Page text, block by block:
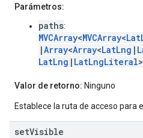
Parámetros:
paths:
MVCArray<MVCArray<
|Array<Array<LatLng |
LatLng | LatLngLiteral>
Valor de retorno: Ninguno
Establece la ruta de acceso para
setVisible